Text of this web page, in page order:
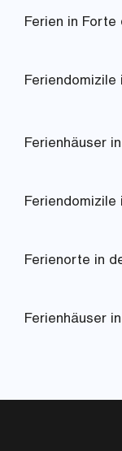
Ferien in Forte
Feriendomizile
Ferienhäuser
Feriendomizile
Ferienorte in
Ferienhäuser